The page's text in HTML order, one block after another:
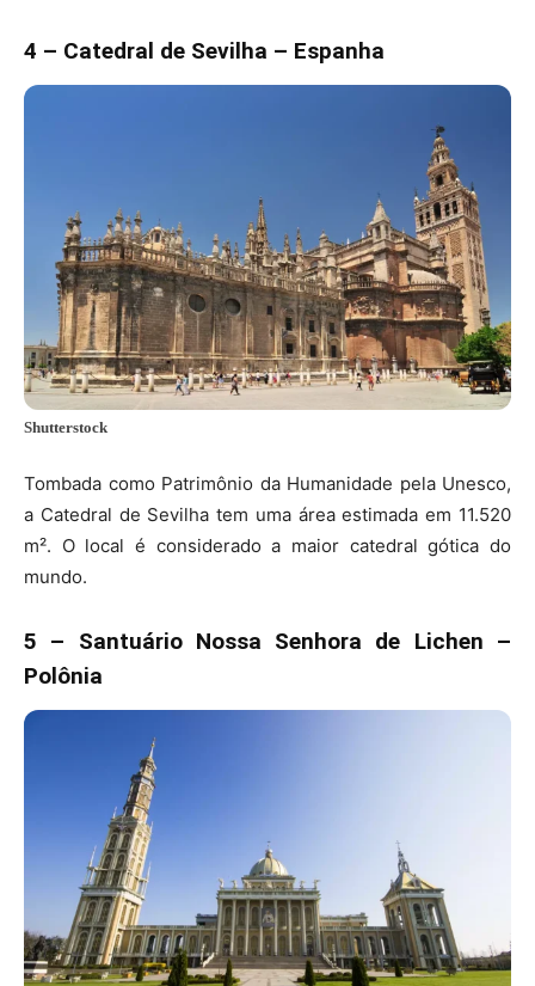
4 – Catedral de Sevilha – Espanha
Shutterstock
Tombada como Patrimônio da Humanidade pela Unesco,
a Catedral de Sevilha tem uma área estimada em 11.520
m². O local é considerado a maior catedral gótica do
mundo.
5 – Santuário Nossa Senhora de Lichen –
Polônia